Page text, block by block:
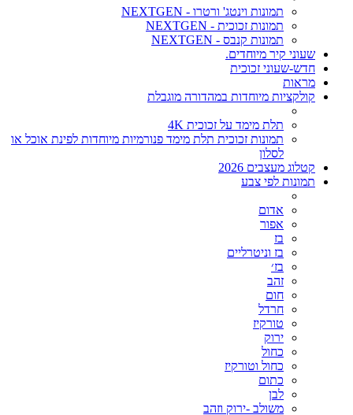
תמונות וינטג' ורטרו - NEXTGEN
תמונות זכוכית - NEXTGEN
תמונות קנבס - NEXTGEN
שעוני קיר מיוחדים.
חדש-שעוני זכוכית
מראות
קולקציות מיוחדות במהדורה מוגבלת
תלת מימד על זכוכית 4K
תמונות זכוכית תלת מימד פנורמיות מיוחדות לפינת אוכל או
לסלון
קטלוג מעצבים 2026
תמונות לפי צבע
אדום
אפור
בז
בז וניטרליים
בז׳
זהב
חום
חרדל
טורקיז
ירוק
כחול
כחול וטורקיז
כתום
לבן
משולב -ירוק וזהב